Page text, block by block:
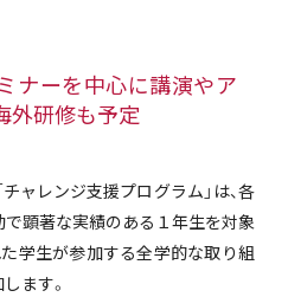
ナーを中心に講演やア
外研修も予定
ャレンジ支援プログラム」は、各
顕著な実績のある１年生を対象
学生が参加する全学的な取り組
ます。